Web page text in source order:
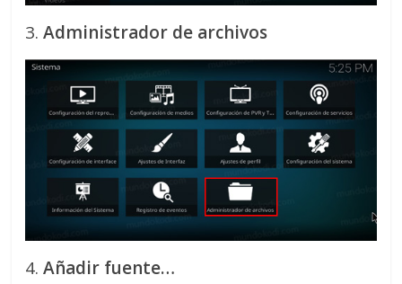
3.Administrador de archivos
4.Añadir fuente…